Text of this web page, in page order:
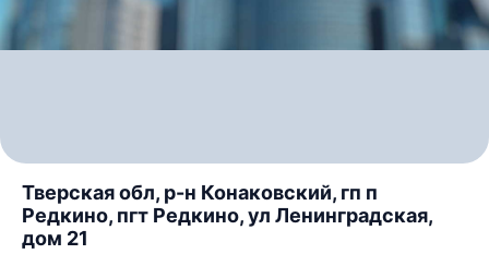
Тверская обл, р-н Конаковский, гп п
Редкино, пгт Редкино, ул Ленинградская,
дом 21